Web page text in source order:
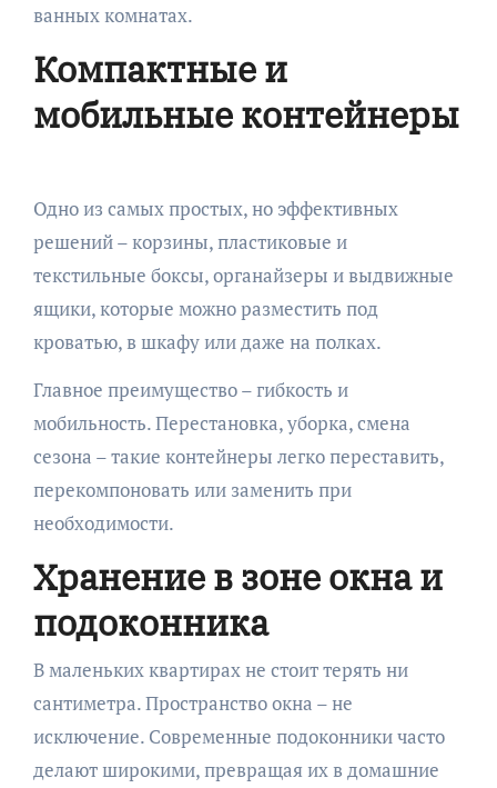
ванных комнатах.
Компактные и
мобильные контейнеры
Одно из самых простых, но эффективных
решений – корзины, пластиковые и
текстильные боксы, органайзеры и выдвижные
ящики, которые можно разместить под
кроватью, в шкафу или даже на полках.
Главное преимущество – гибкость и
мобильность. Перестановка, уборка, смена
сезона – такие контейнеры легко переставить,
перекомпоновать или заменить при
необходимости.
Хранение в зоне окна и
подоконника
В маленьких квартирах не стоит терять ни
сантиметра. Пространство окна – не
исключение. Современные подоконники часто
делают широкими, превращая их в домашние